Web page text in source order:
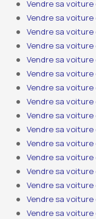
Vendre sa
Vendre sa
Vendre sa
Vendre sa voiture
Vendre sa voiture
Vendre sa
Vendre sa
Vendre sa
Vendre sa
Vendre sa voiture
Vendre sa
Vendre sa voiture
Vendre sa
Vendre sa
Vendre sa voiture
Vendre sa